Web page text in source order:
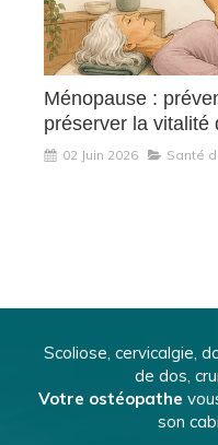
Ménopause :
préserver la vitalité
02 Juin 2026 Santé
Scoliose, cervicalgie,
de dos,
Votre ostéopathe
son